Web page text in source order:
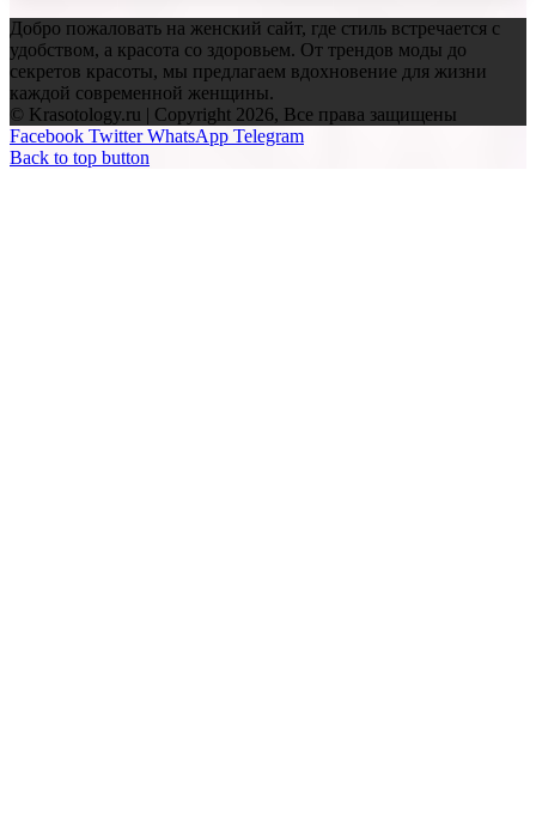
Добро пожаловать на женский сайт, где стиль встречается с
удобством, а красота со здоровьем. От трендов моды до
секретов красоты, мы предлагаем вдохновение для жизни
каждой современной женщины.
© Krasotology.ru | Copyright 2026, Все права защищены
Facebook Twitter WhatsApp Telegram
Back to top button